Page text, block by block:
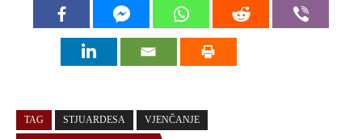
TAG STJUARDESA VJENČANJE